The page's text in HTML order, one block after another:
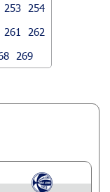
253
254
261
262
269